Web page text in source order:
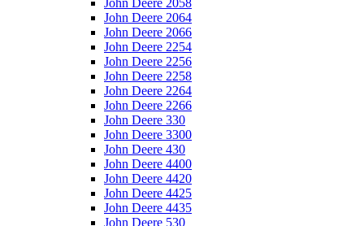
John Deere 2058
John Deere 2064
John Deere 2066
John Deere 2254
John Deere 2256
John Deere 2258
John Deere 2264
John Deere 2266
John Deere 330
John Deere 3300
John Deere 430
John Deere 4400
John Deere 4420
John Deere 4425
John Deere 4435
John Deere 530